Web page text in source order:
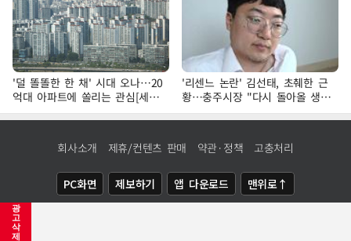
광
고
삭
제
'덜 똘똘한 한 채' 시대 오나…20
억대 아파트에 쏠리는 관심[세제
개편, 그 이후②]
'리센느 논란' 김선태, 초췌한 근
황…충주시장 "다시 돌아올 생
각?"
회사소개 제휴/컨텐츠 판매 약관·정책 고충처리
PC화면 제보하기 앱 다운로드 맨위로↑